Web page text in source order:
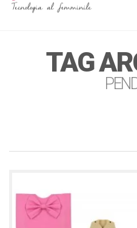
TAG